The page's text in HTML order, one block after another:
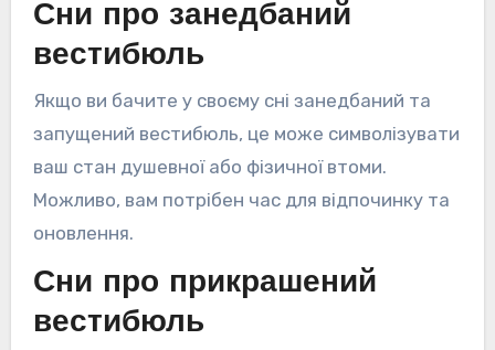
Сни про занедбаний
вестибюль
Якщо ви бачите у своєму сні занедбаний та
запущений вестибюль, це може символізувати
ваш стан душевної або фізичної втоми.
Можливо, вам потрібен час для відпочинку та
оновлення.
Сни про прикрашений
вестибюль